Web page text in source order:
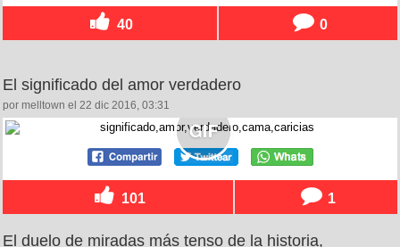
40 0
El significado del amor verdadero
por melltown el 22 dic 2016, 03:31
101 1
El duelo de miradas más tenso de la historia,